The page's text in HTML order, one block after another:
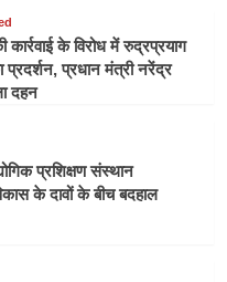
के विरोध में रुद्रप्रयाग
प्रधान मंत्री नरेंद्र
दहन
प्रशिक्षण संस्थान
के दावों के बीच बदहाल